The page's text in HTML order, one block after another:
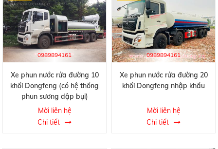
0989894161
Xe phun nước rửa đường 10
khối Dongfeng (có hệ thống
phun sương dập bụi)
Mời liên hệ
Chi tiết
0989894161
Xe phun nước rửa đường 20
khối Dongfeng nhập khẩu
Mời liên hệ
Chi tiết